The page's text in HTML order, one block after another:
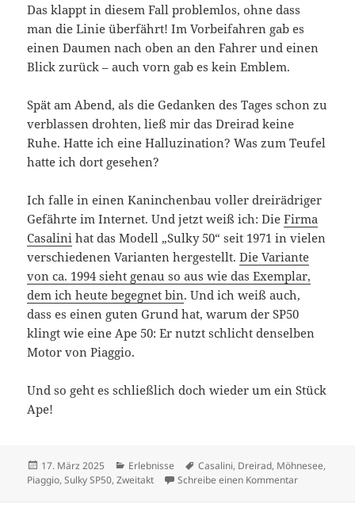
Das klappt in diesem Fall problemlos, ohne dass
man die Linie überfährt! Im Vorbeifahren gab es
einen Daumen nach oben an den Fahrer und einen
Blick zurück – auch vorn gab es kein Emblem.
Spät am Abend, als die Gedanken des Tages schon zu
verblassen drohten, ließ mir das Dreirad keine
Ruhe. Hatte ich eine Halluzination? Was zum Teufel
hatte ich dort gesehen?
Ich falle in einen Kaninchenbau voller dreirädriger
Gefährte im Internet. Und jetzt weiß ich: DieFirma
Casalini hat das Modell „Sulky 50“ seit 1971 in vielen
verschiedenen Varianten hergestellt.Die Variante
von ca. 1994 sieht genau so aus wie das Exemplar,
dem ich heute begegnet bin. Und ich weiß auch,
dass es einen guten Grund hat, warum der SP50
klingt wie eine Ape 50: Er nutzt schlicht denselben
Motor von Piaggio.
Und so geht es schließlich doch wieder um ein Stück
Ape!
Veröffentlicht
am
17. März 2025 Kategorien
Erlebnisse Schlagwörter
Casalini, Dreirad, Möhnesee,
Piaggio,Sulky SP50,Zweitakt Schreibe einen Kommentarzu Ein